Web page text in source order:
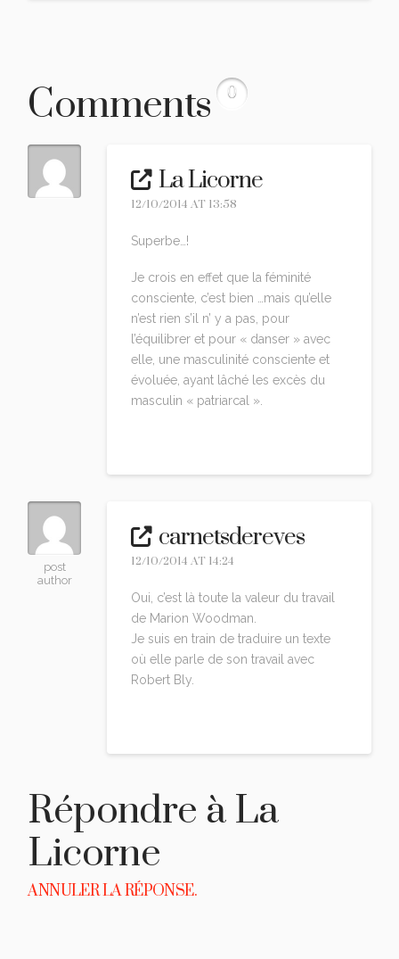
Comments 0
La Licorne
12/10/2014 AT 13:58
Superbe…!
Je crois en effet que la féminité
consciente, c’est bien …mais qu’elle
n’est rien s’il n’ y a pas, pour
l’équilibrer et pour « danser » avec
elle, une masculinité consciente et
évoluée, ayant lâché les excès du
masculin « patriarcal ».
post
author
carnetsdereves
12/10/2014 AT 14:24
Oui, c’est là toute la valeur du travail
de Marion Woodman.
Je suis en train de traduire un texte
où elle parle de son travail avec
Robert Bly.
Répondre à La
Licorne
ANNULER LA RÉPONSE.